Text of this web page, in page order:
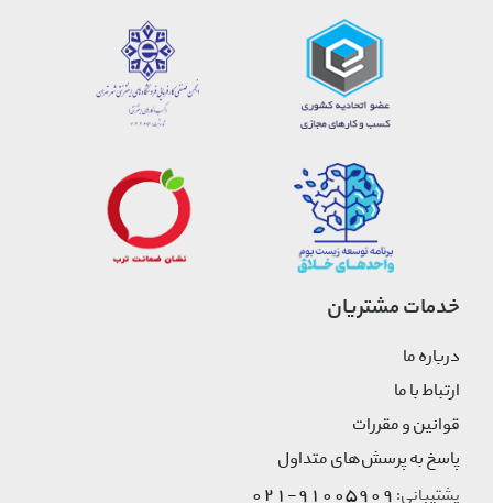
خدمات مشتریان
درباره ما
ارتباط با ما
قوانین و مقررات
پاسخ به پرسش‌های متداول
پشتیبانی: 91005909-021